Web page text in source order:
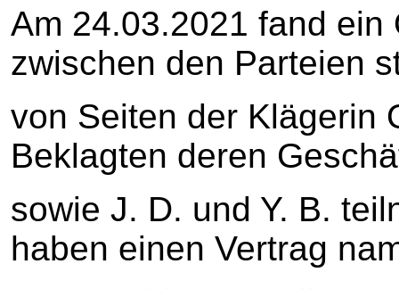
Am 24.03.2021 fand ein
zwischen den Parteien
von Seiten der Klägerin
Beklagten deren
sowie J. D. und Y. B.
haben einen Vertrag